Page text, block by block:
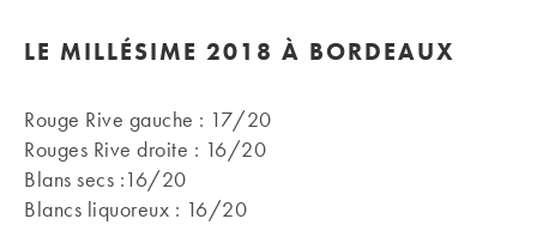
LE MILLÉSIME 2018 À BORDEAUX
Rouge Rive gauche : 17/20
Rouges Rive droite : 16/20
Blans secs :16/20
Blancs liquoreux : 16/20